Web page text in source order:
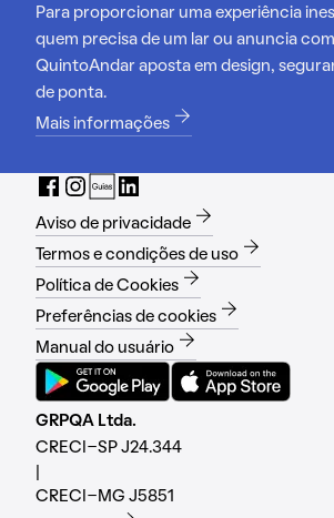
Para proporcionar uma experiência
quem precisa de um lar ou anuncia
QuintoAndar aposta em design,
de ponta.
Mais informações
Aviso de privacidade
Termos e condições de uso
Política de Cookies
Preferências de cookies
Manual do usuário
GRPQA Ltda.
CRECI-SP J24.344
CRECI-MG J5851